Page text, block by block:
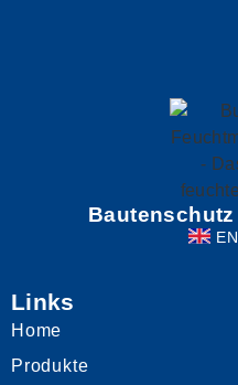
EN
Links
Home
Produkte